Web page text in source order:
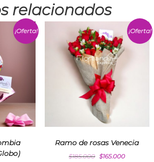
relacionados
¡Oferta! ¡Oferta!
Ramo de rosas Venecia
$185.000 $165.000